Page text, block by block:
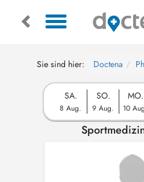
Sie sind hier: Doctena
SA.
8 Aug.
SO.
9 Aug.
MO.
10